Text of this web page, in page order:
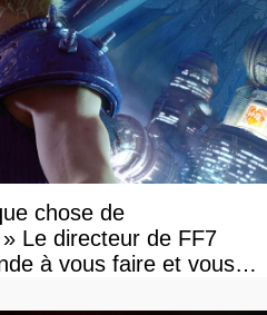
chose de
Le directeur de FF7
à vous faire et vous